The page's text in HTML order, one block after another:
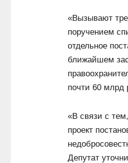
«Вызывают
поручением
отдельное
ближайшем
почти 60 млрд
«В связи с
проект
Депутат